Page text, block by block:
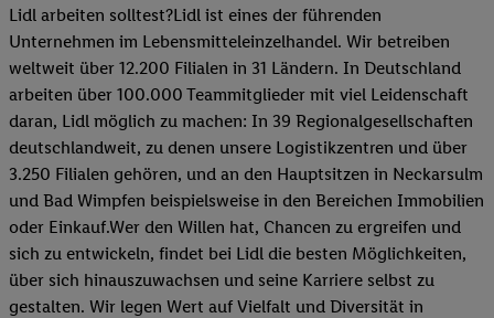
Lidl arbeiten solltest?Lidl ist eines der führenden
Unternehmen im Lebensmitteleinzelhandel. Wir betreiben
weltweit über 12.200 Filialen in 31 Ländern. In Deutschland
arbeiten über 100.000 Teammitglieder mit viel Leidenschaft
daran, Lidl möglich zu machen: In 39 Regionalgesellschaften
deutschlandweit, zu denen unsere Logistikzentren und über
3.250 Filialen gehören, und an den Hauptsitzen in Neckarsulm
und Bad Wimpfen beispielsweise in den Bereichen Immobilien
oder Einkauf.Wer den Willen hat, Chancen zu ergreifen und
sich zu entwickeln, findet bei Lidl die besten Möglichkeiten,
über sich hinauszuwachsen und seine Karriere selbst zu
gestalten. Wir legen Wert auf Vielfalt und Diversität in